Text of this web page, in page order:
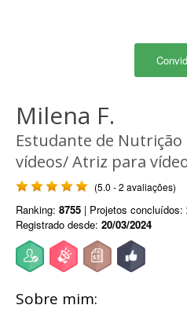
Milena F.
Estudante de Nutrição
vídeos/ Atriz para
(5.0 - 2 avaliações)
Ranking: 8755 | Projetos concluídos:
Registrado desde: 20/03/2024
Sobre mim: